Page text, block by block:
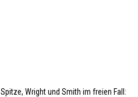
Wright und Smith im freien Fall: